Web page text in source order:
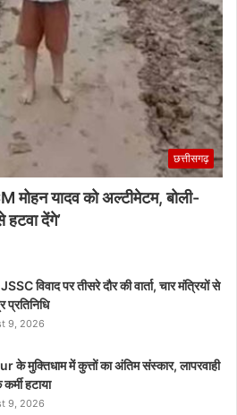
छत्तीसगढ़
मोहन यादव को अल्टीमेटम, बोली-
हटवा देंगे’
विवाद पर तीसरे दौर की वार्ता, चार मंत्रियों से
प्रतिनिधि
9, 2026
के मुक्तिधाम में कुत्तों का अंतिम संस्कार, लापरवाही
हटाया
9, 2026